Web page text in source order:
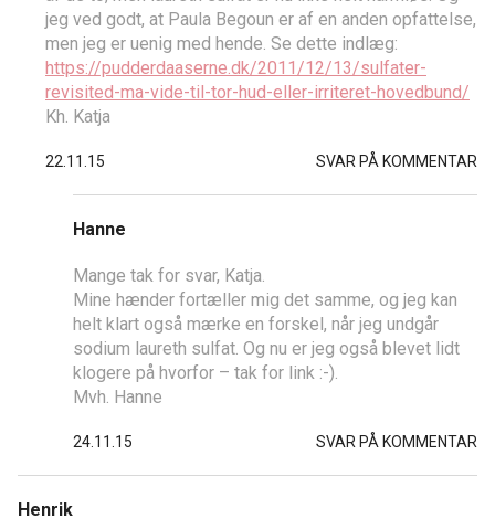
jeg ved godt, at Paula Begoun er af en anden opfattelse,
men jeg er uenig med hende. Se dette indlæg:
https://pudderdaaserne.dk/2011/12/13/sulfater-
revisited-ma-vide-til-tor-hud-eller-irriteret-hovedbund/
Kh. Katja
22.11.15 SVAR PÅ KOMMENTAR
Hanne
Mange tak for svar, Katja.
Mine hænder fortæller mig det samme, og jeg kan
helt klart også mærke en forskel, når jeg undgår
sodium laureth sulfat. Og nu er jeg også blevet lidt
klogere på hvorfor – tak for link :-).
Mvh. Hanne
24.11.15 SVAR PÅ KOMMENTAR
Henrik